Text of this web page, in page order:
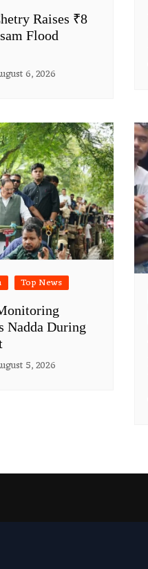
Raises ₹8
Flood
6, 2026
Top News
Nadda During
5, 2026